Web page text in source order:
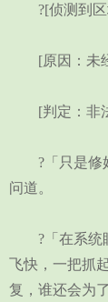
?[侦测到区
[原因：未经
[判定：非法
?「只是修好
问道。
?「在系统眼
飞快，一把抓
复，谁还会为